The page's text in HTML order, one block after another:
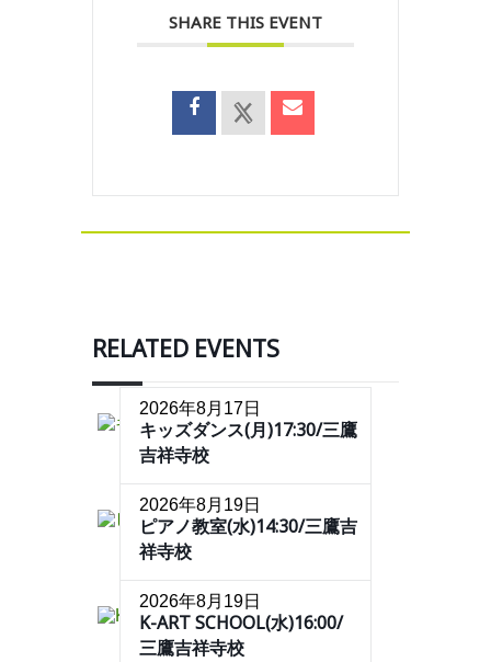
SHARE THIS EVENT
RELATED EVENTS
2026年8月17日
キッズダンス(月)17:30/三鷹
吉祥寺校
2026年8月19日
ピアノ教室(水)14:30/三鷹吉
祥寺校
2026年8月19日
K-ART SCHOOL(水)16:00/
三鷹吉祥寺校